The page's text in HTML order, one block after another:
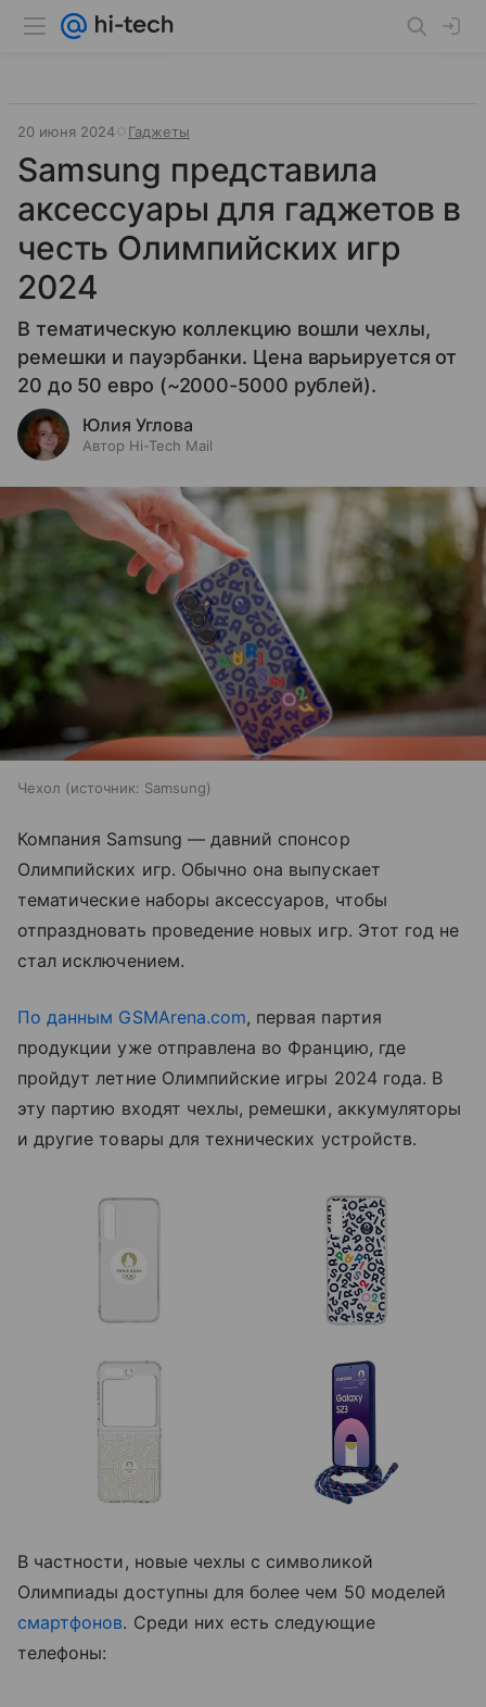
20 июня 2024 Гаджеты
Samsung представила
аксессуары для гаджетов в
честь Олимпийских игр
2024
В тематическую коллекцию вошли чехлы,
ремешки и пауэрбанки. Цена варьируется от
20 до 50 евро (~2000-5000 рублей).
Юлия Углова
Автор Hi-Tech Mail
Чехол источник: Samsung
Компания Samsung — давний спонсор
Олимпийских игр. Обычно она выпускает
тематические наборы аксессуаров, чтобы
отпраздновать проведение новых игр. Этот год не
стал исключением.
По данным GSMArena.com, первая партия
продукции уже отправлена ​​во Францию, где
пройдут летние Олимпийские игры 2024 года. В
эту партию входят чехлы, ремешки, аккумуляторы
и другие товары для технических устройств.
В частности, новые чехлы с символикой
Олимпиады доступны для более чем 50 моделей
смартфонов. Среди них есть следующие
телефоны: